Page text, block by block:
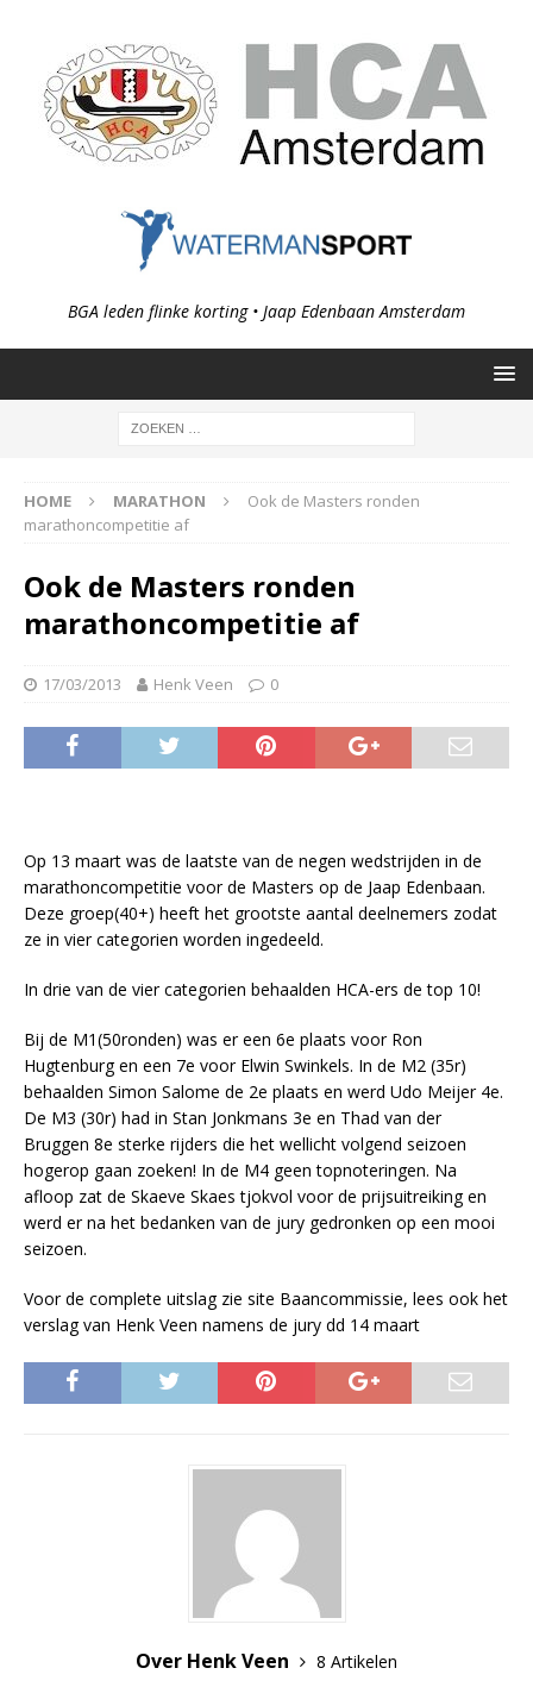
BGA leden flinke korting • Jaap Edenbaan Amsterdam
HOME MARATHON
Ook de Masters ronden
marathoncompetitie af
Ook de Masters ronden
marathoncompetitie af
17/03/2013 Henk Veen 0
Op 13 maart was de laatste van de negen wedstrijden in de
marathoncompetitie voor de Masters op de Jaap Edenbaan.
Deze groep(40+) heeft het grootste aantal deelnemers zodat
ze in vier categorien worden ingedeeld.
In drie van de vier categorien behaalden HCA-ers de top 10!
Bij de M1(50ronden) was er een 6e plaats voor Ron
Hugtenburg en een 7e voor Elwin Swinkels. In de M2 (35r)
behaalden Simon Salome de 2e plaats en werd Udo Meijer 4e.
De M3 (30r) had in Stan Jonkmans 3e en Thad van der
Bruggen 8e sterke rijders die het wellicht volgend seizoen
hogerop gaan zoeken! In de M4 geen topnoteringen. Na
afloop zat de Skaeve Skaes tjokvol voor de prijsuitreiking en
werd er na het bedanken van de jury gedronken op een mooi
seizoen.
Voor de complete uitslag zie site Baancommissie, lees ook het
verslag van Henk Veen namens de jury dd 14 maart
Over Henk Veen
8 Artikelen